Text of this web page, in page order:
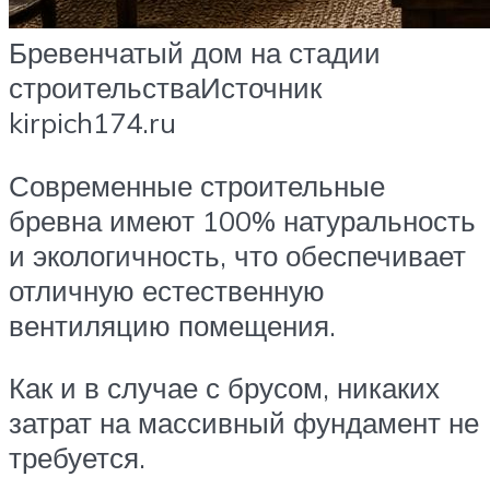
Бревенчатый дом на стадии
строительстваИсточник
kirpich174.ru
Современные строительные
бревна имеют 100% натуральность
и экологичность, что обеспечивает
отличную естественную
вентиляцию помещения.
Как и в случае с брусом, никаких
затрат на массивный фундамент не
требуется.